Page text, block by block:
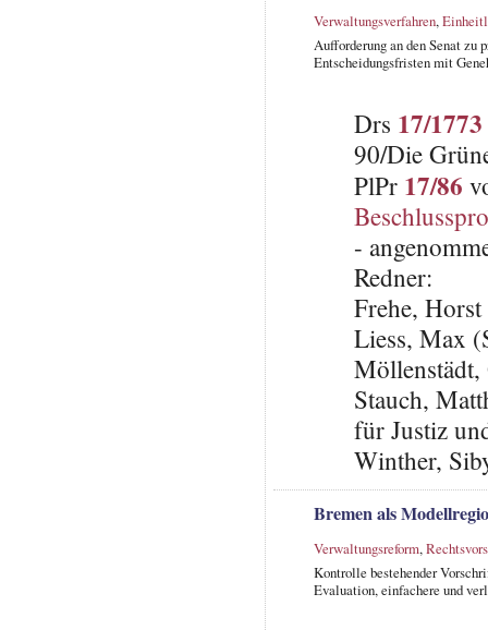
Verwaltungsverfahren,
Aufforderung an den Senat zu
Entscheidungsfristen mit
Drs 17/1773
90/Die
PlPr 17/86
-
Redner:
Frehe,
Liess, Max
Stauch,
für Justiz
Winther,
Bremen als
Verwaltungsreform,
Kontrolle bestehender
Evaluation, einfachere und